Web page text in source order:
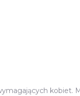
kobiet.